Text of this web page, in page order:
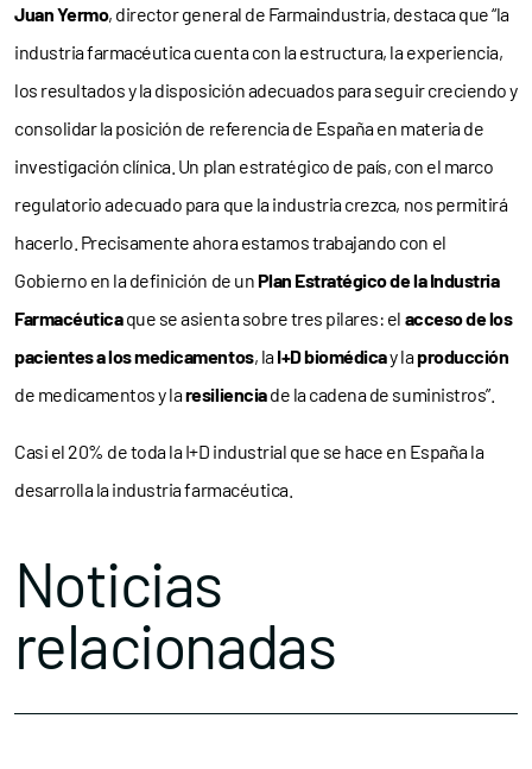
Juan Yermo, director general de Farmaindustria, destaca que “la
industria farmacéutica cuenta con la estructura, la experiencia,
los resultados y la disposición adecuados para seguir creciendo y
consolidar la posición de referencia de España en materia de
investigación clínica. Un plan estratégico de país, con el marco
regulatorio adecuado para que la industria crezca, nos permitirá
hacerlo. Precisamente ahora estamos trabajando con el
Gobierno en la definición de unPlan Estratégico de la Industria
Farmacéuticaque se asienta sobre tres pilares: el acceso de los
pacientes a los medicamentos, laI+D biomédicay laproducción
de medicamentos y laresilienciade la cadena de suministros”.
Casi el 20% de toda la I+D industrial que se hace en España la
desarrolla la industria farmacéutica.
Noticias
relacionadas